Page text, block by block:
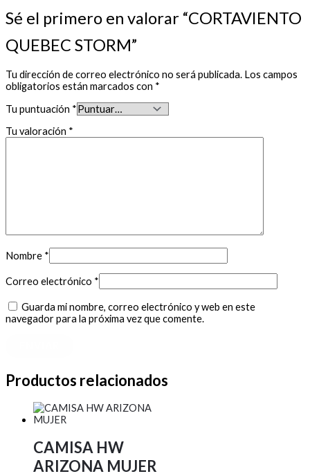
Sé el primero en valorar “CORTAVIENTO
QUEBEC STORM”
Tu dirección de correo electrónico no será publicada. Los campos
obligatorios están marcados con *
Tu puntuación *
Tu valoración *
Nombre *
Correo electrónico *
Guarda mi nombre, correo electrónico y web en este
navegador para la próxima vez que comente.
Productos relacionados
CAMISA HW
ARIZONA MUJER